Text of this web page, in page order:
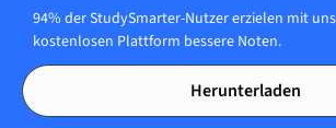
Welche Rolle spielt die Epigenetik bei der
Expression?
Die Epigenetik beeinflusst die Gen-Expression,
94% der StudySmarter-Nutzer erzielen mit
kostenlosen Plattform bessere Noten.
Herunterladen